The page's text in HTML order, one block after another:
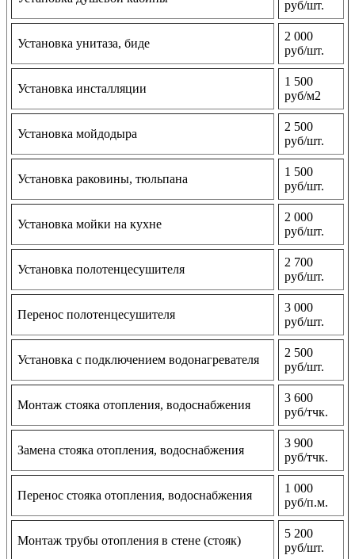
руб/шт.
Установка унитаза, биде
2 000
руб/шт.
Установка инсталляции
1 500
руб/м2
Установка мойдодыра
2 500
руб/шт.
Установка раковины, тюльпана
1 500
руб/шт.
Установка мойки на кухне
2 000
руб/шт.
Установка полотенцесушителя
2 700
руб/шт.
Перенос полотенцесушителя
3 000
руб/шт.
Установка с подключением водонагревателя
2 500
руб/шт.
Монтаж стояка отопления, водоснабжения
3 600
руб/тчк.
Замена стояка отопления, водоснабжения
3 900
руб/тчк.
Перенос стояка отопления, водоснабжения
1 000
руб/п.м.
Монтаж трубы отопления в стене (стояк)
5 200
руб/шт.